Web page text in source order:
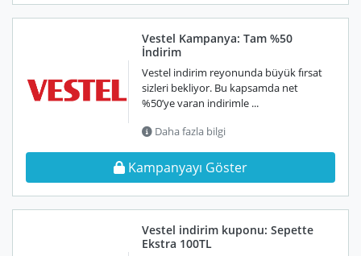
Vestel Kampanya: Tam %50
İndirim
Vestel indirim reyonunda büyük fırsat
sizleri bekliyor. Bu kapsamda net
%50’ye varan indirimle ...
Daha fazla bilgi
Kampanyayı Göster
Vestel indirim kuponu: Sepette
Ekstra 100TL